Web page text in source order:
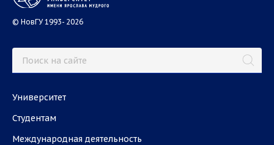
© НовГУ 1993- 2026
Университет
Студентам
Международная деятельность